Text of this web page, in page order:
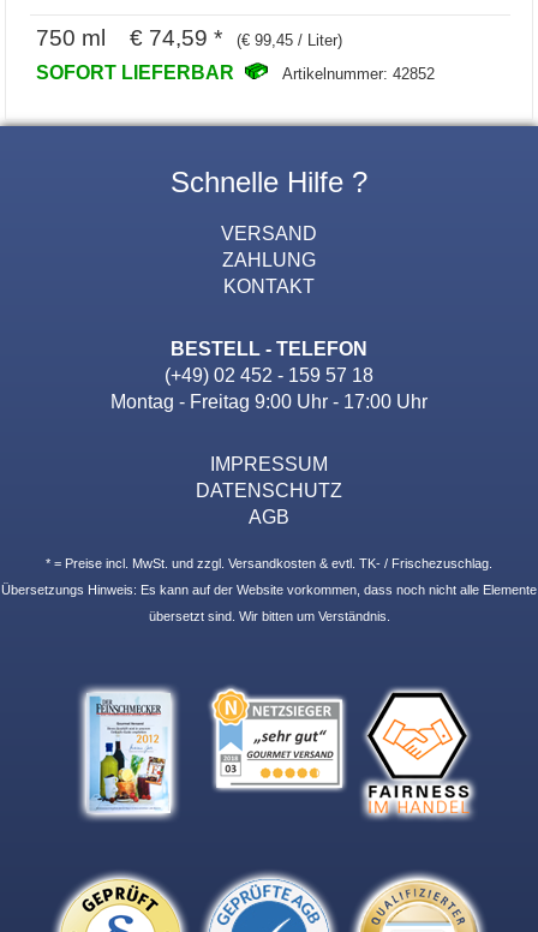
750 ml € 74,59 * (€ 99,45 / Liter)
SOFORT LIEFERBAR Artikelnummer: 42852
Schnelle Hilfe ?
VERSAND
ZAHLUNG
KONTAKT
BESTELL - TELEFON
(+49) 02 452 - 159 57 18
Montag - Freitag 9:00 Uhr - 17:00 Uhr
IMPRESSUM
DATENSCHUTZ
AGB
* = Preise incl. MwSt. und zzgl. Versandkosten & evtl. TK- / Frischezuschlag.
Übersetzungs Hinweis: Es kann auf der Website vorkommen, dass noch nicht alle Elemente
übersetzt sind. Wir bitten um Verständnis.